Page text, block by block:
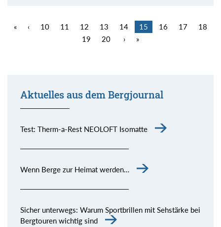
« ‹ 10 11 12 13 14 15 16 17
18
19
20 › »
Aktuelles aus dem Bergjournal
Test: Therm-a-Rest NEOLOFT Isomatte
Wenn Berge zur Heimat werden…
Sicher unterwegs: Warum Sportbrillen mit Sehstärke bei
Bergtouren wichtig sind